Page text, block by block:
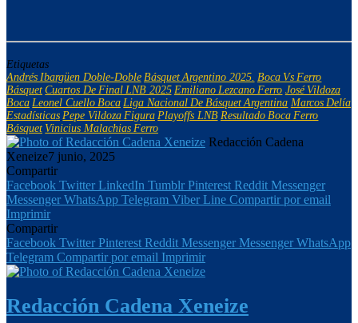
Etiquetas
Andrés Ibargüen Doble-Doble Básquet Argentino 2025. Boca Vs Ferro
Básquet Cuartos De Final LNB 2025 Emiliano Lezcano Ferro José Vildoza
Boca Leonel Cuello Boca Liga Nacional De Básquet Argentina Marcos Delía
Estadísticas Pepe Vildoza Figura Playoffs LNB Resultado Boca Ferro
Básquet Vinicius Malachias Ferro
Redacción Cadena
Xeneize7 junio, 2025
Compartir
Facebook Twitter LinkedIn Tumblr Pinterest Reddit Messenger
Messenger WhatsApp Telegram Viber Line Compartir por email
Imprimir
Compartir
Facebook Twitter Pinterest Reddit Messenger Messenger WhatsApp
Telegram Compartir por email Imprimir
Redacción Cadena Xeneize